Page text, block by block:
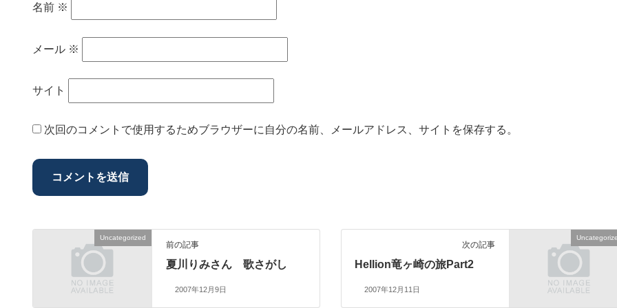
名前 ※
メール ※
サイト
次回のコメントで使用するためブラウザーに自分の名前、メールアドレス、サイトを保存する。
Uncategorized
前の記事
夏川りみさん 歌さがし
2007年12月9日
次の記事
Hellion竜ヶ崎の旅Part2
2007年12月11日